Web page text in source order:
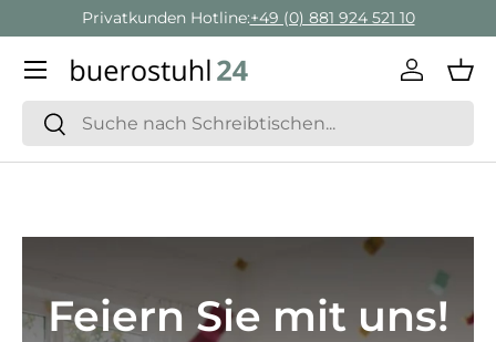
Direkt zum Inhalt
Privatkunden Hotline:+49 (0) 881 924 521 10
Suchen
Suchen
Menü
Feiern Sie mit uns!